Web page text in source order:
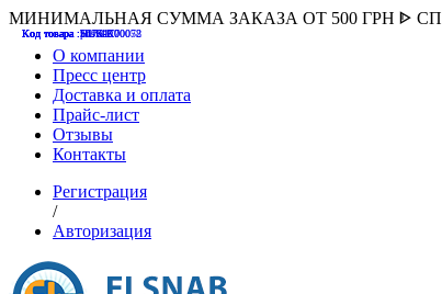
МИНИМАЛЬНАЯ СУММА ЗАКАЗА ОТ 500 ГРН ᐈ
О компании
Пресс центр
Доставка и оплата
Прайс-лист
Отзывы
Контакты
Регистрация
/
Авторизация
Код товара :507000
Код товара :HUK-K00058
Код товара :Т075177
Код товара :pnsv12
Код товара :HUK-K00072